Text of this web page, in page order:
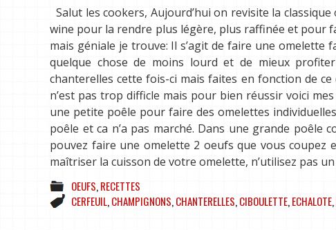
Salut les cookers, Aujourd’hui on revisite la
wine pour la rendre plus légère, plus raffinée et pour
mais géniale je trouve: Il s’agit de faire une omelette
quelque chose de moins lourd et de mieux
chanterelles cette fois-ci mais faites en fonction de
n’est pas trop difficle mais pour bien réussir voici
une petite poêle pour faire des omelettes
poêle et ca n’a pas marché. Dans une grande poêle
pouvez faire une omelette 2 oeufs que vous coupez
maîtriser la cuisson de votre omelette, n’utilisez pas
OEUFS,RECETTES
CERFEUIL,CHAMPIGNONS,CHANTERELLES,CIBOULETTE,ECHALOTE,